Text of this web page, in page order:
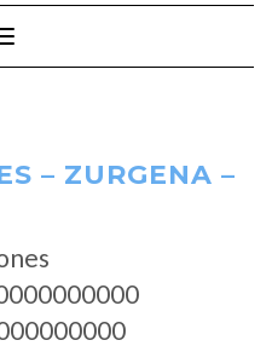
Cambiar modo de navegación
– ZURGENA –